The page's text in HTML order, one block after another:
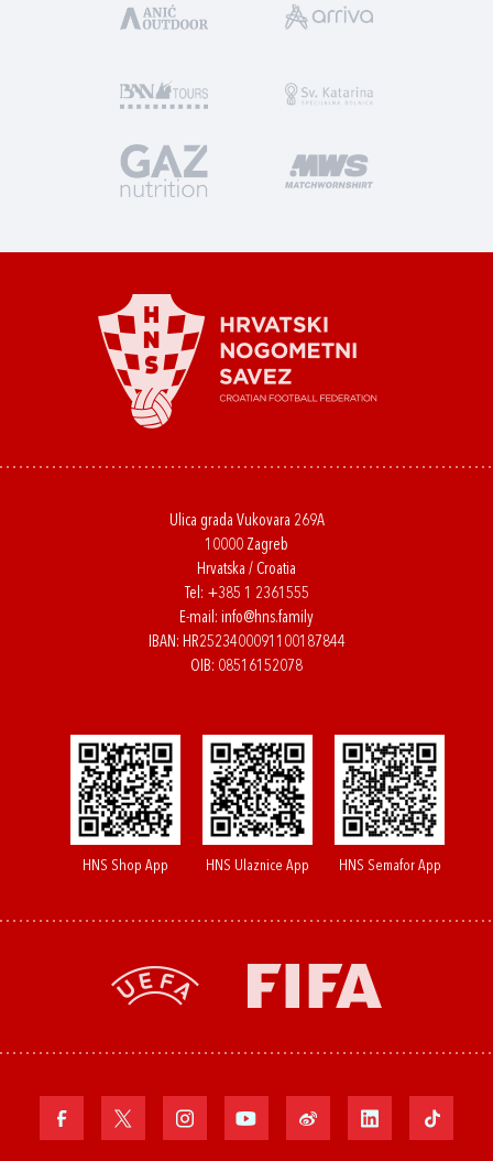
Ulica grada Vukovara 269A
10000 Zagreb
Hrvatska / Croatia
Tel: +385 1 2361555
E-mail: info@hns.family
IBAN: HR2523400091100187844
OIB: 08516152078
HNS Shop App HNS Ulaznice App HNS Semafor App